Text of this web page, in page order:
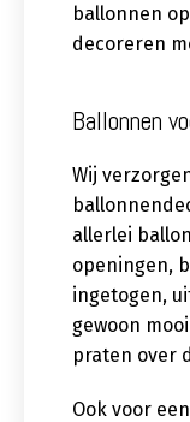
ballonnen
decoreren
Ballonnen
Wij
allerlei
openingen,
ingetogen,
gewoon
praten over
Ook voor